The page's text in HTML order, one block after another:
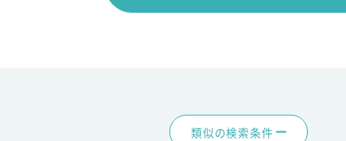
類似の検索条件